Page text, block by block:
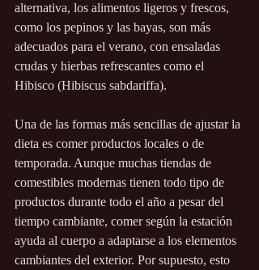
alternativa, los alimentos ligeros y frescos,
como los pepinos y las bayas, son más
adecuados para el verano, con ensaladas
crudas y hierbas refrescantes como el
Hibisco (Hibiscus sabdariffa).
Una de las formas más sencillas de ajustar la
dieta es comer productos locales o de
temporada. Aunque muchas tiendas de
comestibles modernas tienen todo tipo de
productos durante todo el año a pesar del
tiempo cambiante, comer según la estación
ayuda al cuerpo a adaptarse a los elementos
cambiantes del exterior. Por supuesto, esto